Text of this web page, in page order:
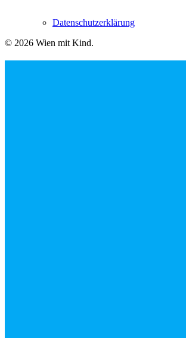
Datenschutzerklärung
© 2026 Wien mit Kind.